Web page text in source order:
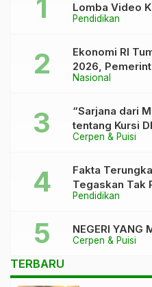
Pendidikan
Lomba Video
Asah Bakat
Nasional
Ekonomi RI
2026,
“Kutukan” 5
Cerpen & Puisi
“Sarjana dari
tentang Kursi
Rapi”
Pendidikan
Fakta
Tegaskan Tak
Kaca Pecah
Cerpen & Puisi
NEGERI YANG
TERBARU